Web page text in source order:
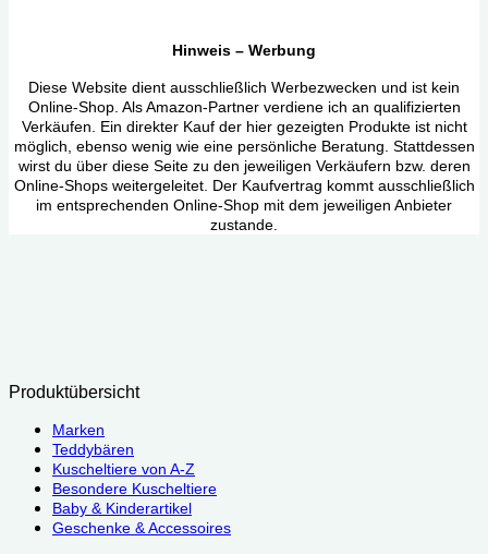
Hinweis – Werbung
Diese Website dient ausschließlich Werbezwecken und ist kein
Online-Shop. Als Amazon-Partner verdiene ich an qualifizierten
Verkäufen. Ein direkter Kauf der hier gezeigten Produkte ist nicht
möglich, ebenso wenig wie eine persönliche Beratung. Stattdessen
wirst du über diese Seite zu den jeweiligen Verkäufern bzw. deren
Online-Shops weitergeleitet. Der Kaufvertrag kommt ausschließlich
im entsprechenden Online-Shop mit dem jeweiligen Anbieter
zustande.
Produktübersicht
Marken
Teddybären
Kuscheltiere von A-Z
Besondere Kuscheltiere
Baby & Kinderartikel
Geschenke & Accessoires